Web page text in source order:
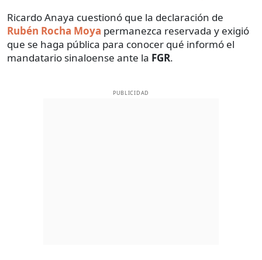
Ricardo Anaya cuestionó que la declaración de
Rubén Rocha Moya permanezca reservada y exigió
que se haga pública para conocer qué informó el
mandatario sinaloense ante la FGR.
PUBLICIDAD